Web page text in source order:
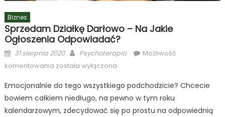
Biznes
Sprzedam Działkę Darłowo – Na Jakie
Ogłoszenia Odpowiadać?
Posted
on
31 sierpnia 2020 Author
Psychoterapia
Możliwość
komentowania Sprzedam
Darłowo
–
na
została wyłączona
Emocjonalnie do tego wszystkiego podchodzicie? Chcecie
bowiem całkiem niedługo, na pewno w tym roku
kalendarzowym, zdecydować się po prostu na odpowiednią